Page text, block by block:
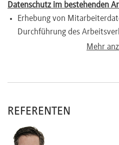
Datenschutz im bestehenden
Erhebung von
Durchführung des
Personalfragebogen und
Internet und E-Mail am
Bleibt das TTDSG trotz
Mehr
REFERENTEN